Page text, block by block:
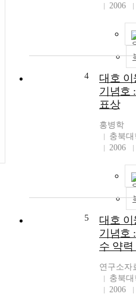
2006
4
대호
기념호
표상
홍병학
충북
2006
5
대호
기념호
수 약
연구소자
충북
2006